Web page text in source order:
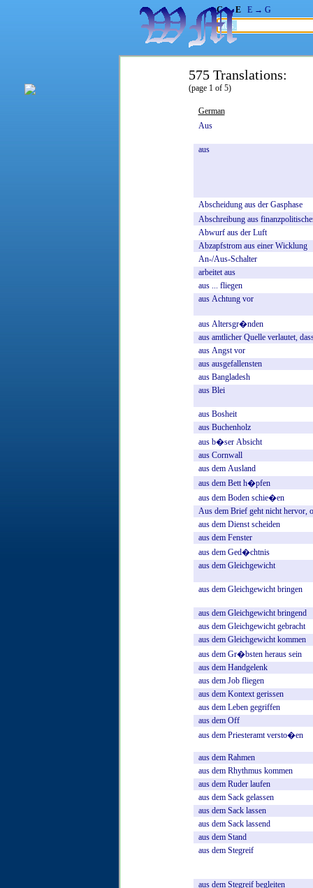
G → E E → G
575 Translations:
(page 1 of 5)
German
Aus
aus
Abscheidung aus der Gasphase
Abschreibung aus
Abwurf aus der Luft
Abzapfstrom aus einer Wicklung
An-/Aus-Schalter
arbeitet aus
aus ... fliegen
aus Achtung vor
aus Altersgr�nden
aus amtlicher Quelle verlautet,
aus Angst vor
aus ausgefallensten
aus Bangladesh
aus Blei
aus Bosheit
aus Buchenholz
aus b�ser Absicht
aus Cornwall
aus dem Ausland
aus dem Bett h�pfen
aus dem Boden schie�en
Aus dem Brief geht nicht hervor,
aus dem Dienst scheiden
aus dem Fenster
aus dem Ged�chtnis
aus dem Gleichgewicht
aus dem Gleichgewicht bringen
aus dem Gleichgewicht bringend
aus dem Gleichgewicht gebracht
aus dem Gleichgewicht kommen
aus dem Gr�bsten heraus sein
aus dem Handgelenk
aus dem Job fliegen
aus dem Kontext gerissen
aus dem Leben gegriffen
aus dem Off
aus dem Priesteramt versto�en
aus dem Rahmen
aus dem Rhythmus kommen
aus dem Ruder laufen
aus dem Sack gelassen
aus dem Sack lassen
aus dem Sack lassend
aus dem Stand
aus dem Stegreif
aus dem Stegreif begleiten